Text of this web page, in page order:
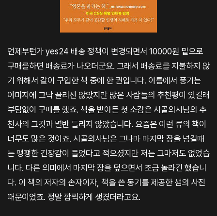
언제부턴가 yes24 배송 정책이 변경되면서 10000원 밑으로
구매를하면 배송료가 나오더군요. 그래서 배송료를 지불하지 않
기 위해서 같이 구입한 책 중에 한 권입니다. 이름에서 풍기는
이미지에 그닥 끌리진 않았지만 많은 사람들의 추천평이 있길래
부담없이 구매를 했죠. 책을 받아든 첫 소감은 시골의사님의 추
천사의 그것과 별반 틀리지 않았습니다. 요즘은 이런 류의 책이
너무도 많은 것이죠. 시골의사님은 그나마 마지막 장을 넘길때
는 팽팽한 긴장감이 들었다고 적으셨지만 저는 그마저도 없었습
니다. 다른 의미에서 마지막 장을 덮으면서 조금 놀라긴 했습니
다. 이 책의 저자의 손자이자, 책을 쓴 동기를 제공한 샘의 사진
때문이었죠. 정말 깜찍하게 생겼더라고요.